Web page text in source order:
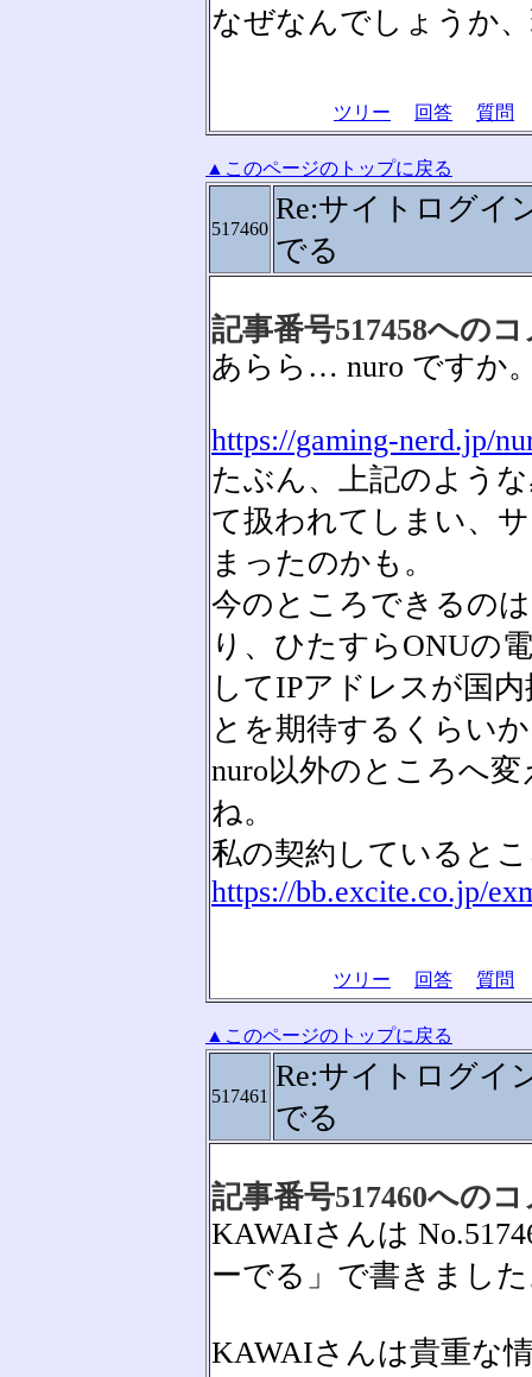
なぜなんでしょうか
ツリー 回答 質問
▲このページのトップに戻る
517460
Re:サイトログイ
でる
記事番号517458への
あらら… nuro ですか
https://gaming-nerd.jp/
たぶん、上記のよう
て扱われてしまい、
まったのかも。
今のところできるの
り、ひたすらONUの
してIPアドレスが国
とを期待するくらい
nuro以外のところへ
ね。
私の契約していると
https://bb.excite.co.jp/
ツリー 回答 質問
▲このページのトップに戻る
517461
Re:サイトログイ
でる
記事番号517460への
KAWAIさんは
ーでる」で書きまし
KAWAIさんは貴重な